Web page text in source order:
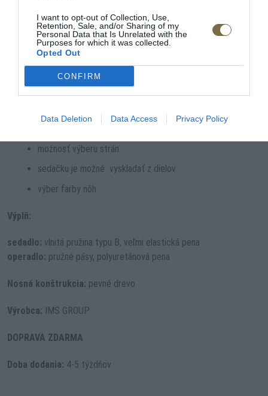
I want to opt-out of Collection, Use,
Retention, Sale, and/or Sharing of my
Personal Data that Is Unrelated with the
Purposes for which it was collected.
Opted Out
CONFIRM
Data Deletion Data Access Privacy Policy
Výška sedadla od zeme: 43 cm
Hĺbka sedadla:
polohovateľné opierky chrbta
možnosť výberu strán
sedačku je možné vyskladať z dielov
výber farby nôh
Výplň:
sedadlo: vlnitá pružina typu B, veľmi elastická pena
operadlo: pružné pásy, polyuretánová pena
Nosná konštrukcia: pevné drevo
Výrobca: IMS GROUP
DOPRAVA ZDARMA
Doba dodania: 4-5 týždňov